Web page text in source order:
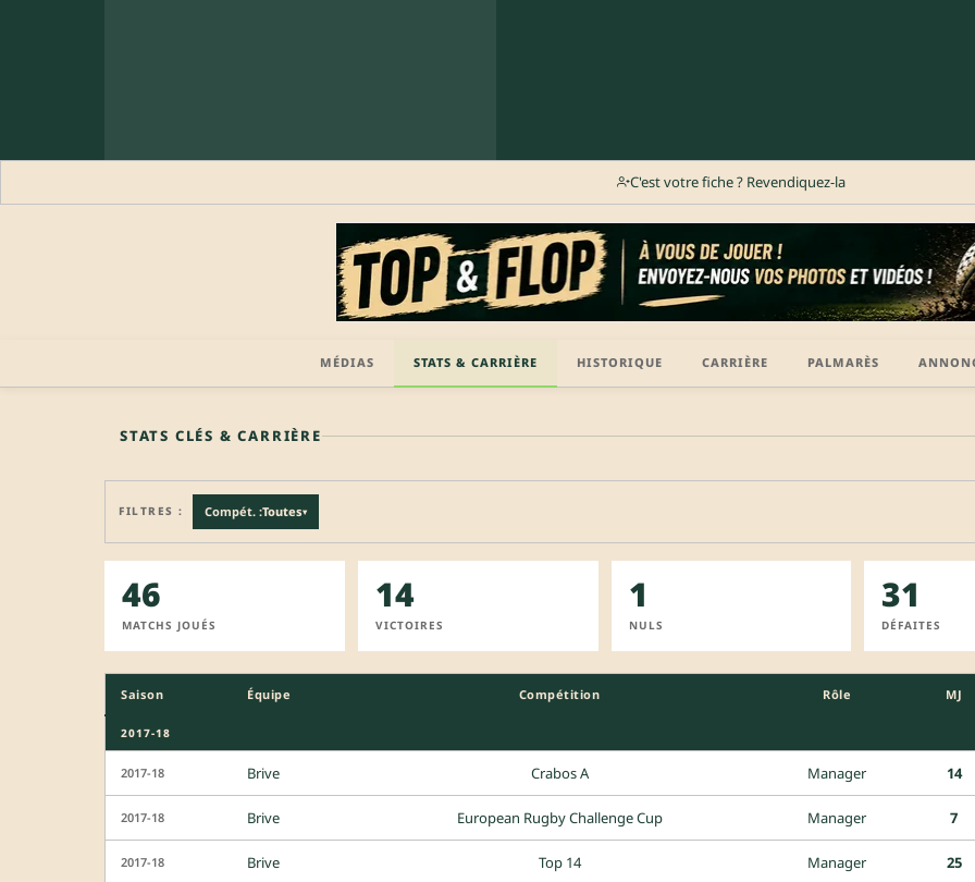
C'est votre fiche ? Revendiquez-la
MÉDIAS STATS & CARRIÈRE HISTORIQUE CARRIÈRE PALMARÈS
🔒 PROFIL PRO
STATS CLÉS & CARRIÈRE
FILTRES : Compét. :Toutes▾
46
MATCHS JOUÉS
14
VICTOIRES
1
NULS
31
DÉFAITES
Saison Équipe Compétition Rôle MJ
2017-18
2017-18 Brive Crabos A Manager 14
2017-18 Brive European Rugby Challenge Cup Manager 7
2017-18 Brive Top 14 Manager 25